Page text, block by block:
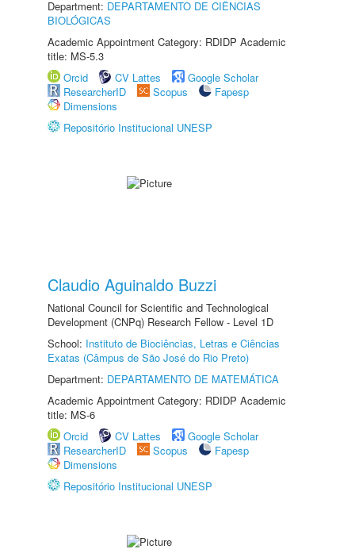
Department: DEPARTAMENTO DE CIÊNCIAS
BIOLÓGICAS
Academic Appointment Category: RDIDP Academic
title: MS-5.3
Orcid
CV Lattes
Google Scholar
ResearcherID
Scopus
Fapesp
Dimensions
Repositório Institucional UNESP
Claudio Aguinaldo Buzzi
National Council for Scientific and Technological
Development (CNPq) Research Fellow - Level 1D
School: Instituto de Biociências, Letras e Ciências
Exatas (Câmpus de São José do Rio Preto)
Department: DEPARTAMENTO DE MATEMÁTICA
Academic Appointment Category: RDIDP Academic
title: MS-6
Orcid
CV Lattes
Google Scholar
ResearcherID
Scopus
Fapesp
Dimensions
Repositório Institucional UNESP